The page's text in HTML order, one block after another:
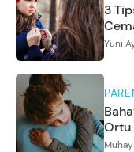
3
Yuni
Ortu